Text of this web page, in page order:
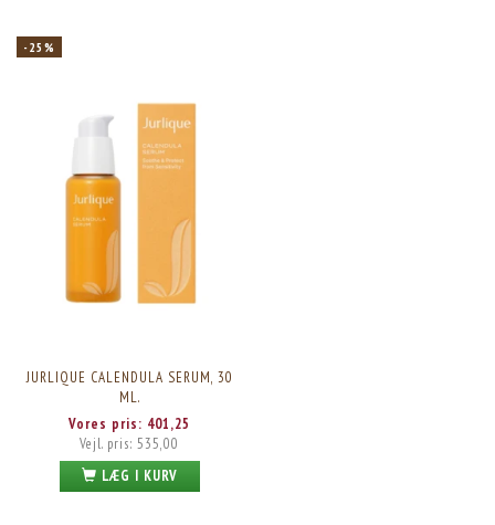
-25%
JURLIQUE CALENDULA SERUM, 30
ML.
Vores pris: 401,25
Vejl. pris: 535,00
LÆG I KURV